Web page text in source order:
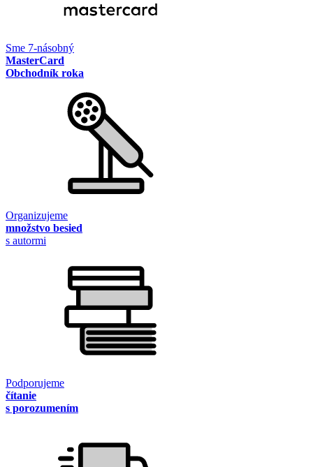
Sme 7-násobný
MasterCard
Obchodník roka
Organizujeme
množstvo besied
s autormi
Podporujeme
čítanie
s porozumením